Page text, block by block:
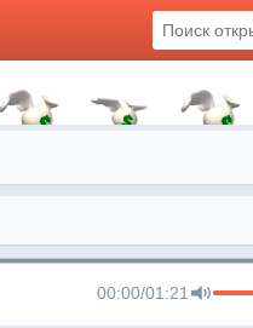
00:00/01:21